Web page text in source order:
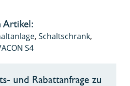
Artikel:
, Schaltschrank,
S4
und Rabattanfrage zu